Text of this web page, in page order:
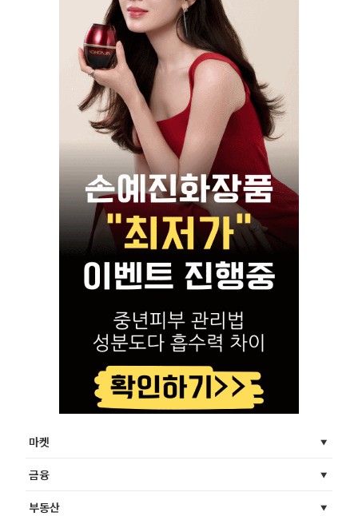
마켓
금융
부동산